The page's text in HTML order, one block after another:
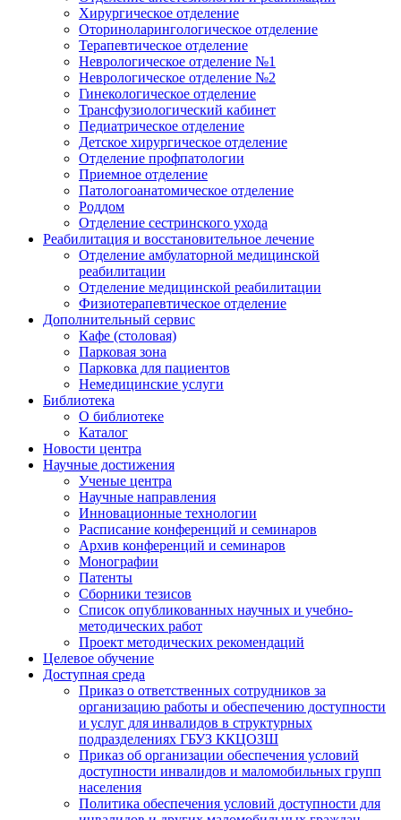
Хирургическое отделение
Оториноларингологическое отделение
Терапевтическое отделение
Неврологическое отделение №1
Неврологическое отделение №2
Гинекологическое отделение
Трансфузиологический кабинет
Педиатрическое отделение
Детское хирургическое отделение
Отделение профпатологии
Приемное отделение
Патологоанатомическое отделение
Роддом
Отделение сестринского ухода
Реабилитация и восстановительное лечение
Отделение амбулаторной медицинской
реабилитации
Отделение медицинской реабилитации
Физиотерапевтическое отделение
Дополнительный сервис
Кафе (столовая)
Парковая зона
Парковка для пациентов
Немедицинские услуги
Библиотека
О библиотеке
Каталог
Новости центра
Научные достижения
Ученые центра
Научные направления
Инновационные технологии
Расписание конференций и семинаров
Архив конференций и семинаров
Монографии
Патенты
Сборники тезисов
Список опубликованных научных и учебно-
методических работ
Проект методических рекомендаций
Целевое обучение
Доступная среда
Приказ о ответственных сотрудников за
организацию работы и обеспечению доступности
и услуг для инвалидов в структурных
подразделениях ГБУЗ ККЦОЗШ
Приказ об организации обеспечения условий
доступности инвалидов и маломобильных групп
населения
Политика обеспечения условий доступности для